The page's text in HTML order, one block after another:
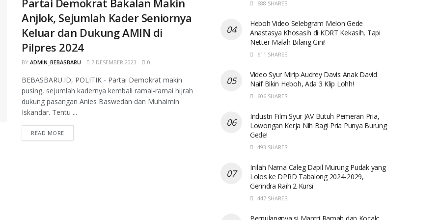
Partai Demokrat Bakalan Makin
Anjlok, Sejumlah Kader Seniornya
Keluar dan Dukung AMIN di
Pilpres 2024
BY ADMIN_BEBASBARU 7 DESEMBER 2023 0
BEBASBARU.ID, POLITIK - Partai Demokrat makin
pusing, sejumlah kadernya kembali ramai-ramai hijrah
dukung pasangan Anies Baswedan dan Muhaimin
Iskandar. Tentu ...
READ MORE
688 SHARES
Heboh Video Selebgram Melon Gede
Anastasya Khosasih di KDRT Kekasih, Tapi
Netter Malah Bilang Gini!
611 SHARES
Video Syur Mirip Audrey Davis Anak David
Naif Bikin Heboh, Ada 3 Klip Lohh!
606 SHARES
Industri Film Syur JAV Butuh Pemeran Pria,
Lowongan Kerja Nih Bagi Pria Punya Burung
Gede!
493 SHARES
Inilah Nama Caleg Dapil Murung Pudak yang
Lolos ke DPRD Tabalong 2024-2029,
Gerindra Raih 2 Kursi
447 SHARES
Berpulangnya si Mantri Ramah dan Kocak: